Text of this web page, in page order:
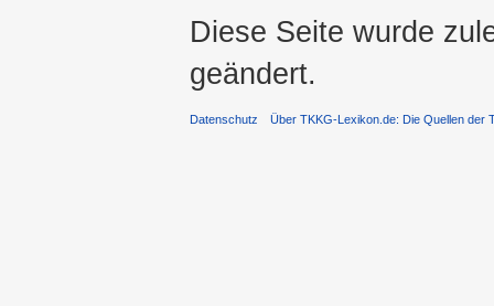
Diese Seite wurde
geändert.
Datenschutz Über TKKG-Lexikon.de: Die Quellen der